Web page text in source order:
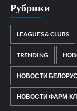
Рубрики
LEAGUES & CLUBS
TRENDING
НОВОСТИ
НОВОСТИ ФАРМ-